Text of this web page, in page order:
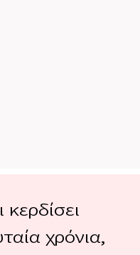
κερδίσει
χρόνια,